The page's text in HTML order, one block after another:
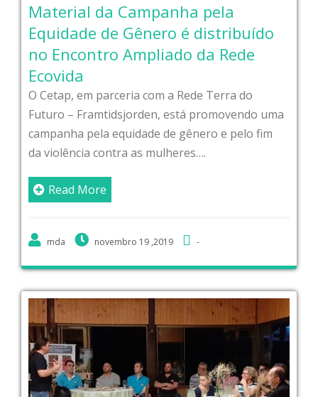
Material da Campanha pela
Equidade de Gênero é distribuído
no Encontro Ampliado da Rede
Ecovida
O Cetap, em parceria com a Rede Terra do
Futuro – Framtidsjorden, está promovendo uma
campanha pela equidade de gênero e pelo fim
da violência contra as mulheres….
Read More
mda novembro 19 ,2019 -